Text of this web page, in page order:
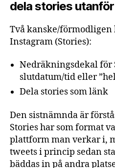
dela stories
Två kanske/
Instagram (Stories):
Nedräkningsdekal för
slutdatum/tid eller
Dela stories som länk
Den sistnämnda är
Stories har som format
plattform man verkar i,
tweets i princip sedan
bäddas in på andra